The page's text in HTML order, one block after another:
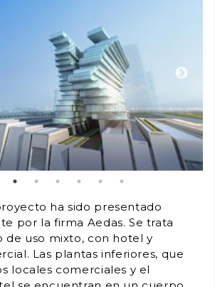
ha sido presentado
por la firma Aedas. Se trata
de uso mixto, con hotel y
Las plantas inferiores, que
locales comerciales y el